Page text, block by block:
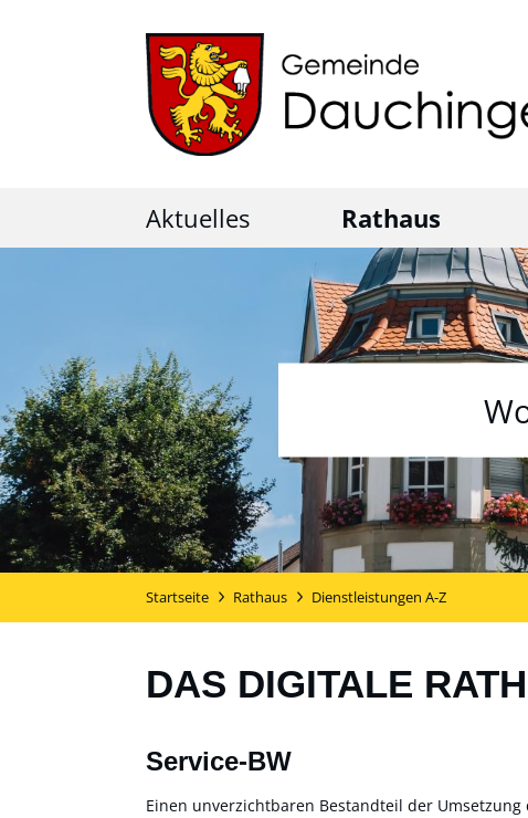
Aktuelles Rathaus
Startseite Rathaus Dienstleistungen A-Z
DAS DIGITALE
Service-BW
Einen unverzichtbaren Bestandteil der